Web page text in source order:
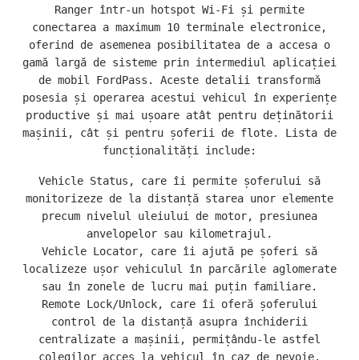
Ranger într-un hotspot Wi-Fi și permite
conectarea a maximum 10 terminale electronice,
oferind de asemenea posibilitatea de a accesa o
gamă largă de sisteme prin intermediul aplicației
de mobil FordPass. Aceste detalii transformă
posesia și operarea acestui vehicul în experiențe
productive și mai ușoare atât pentru deținătorii
mașinii, cât și pentru șoferii de flote. Lista de
funcționalități include:
Vehicle Status, care îi permite șoferului să
monitorizeze de la distanță starea unor elemente
precum nivelul uleiului de motor, presiunea
anvelopelor sau kilometrajul.
Vehicle Locator, care îi ajută pe șoferi să
localizeze ușor vehiculul în parcările aglomerate
sau în zonele de lucru mai puțin familiare.
Remote Lock/Unlock, care îi oferă șoferului
control de la distanță asupra închiderii
centralizate a mașinii, permițându-le astfel
colegilor acces la vehicul în caz de nevoie.